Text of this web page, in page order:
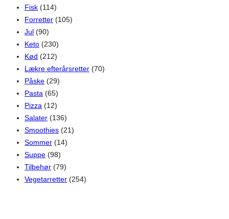
Fisk (114)
Forretter (105)
Jul (90)
Keto (230)
Kød (212)
Lækre efterårsretter (70)
Påske (29)
Pasta (65)
Pizza (12)
Salater (136)
Smoothies (21)
Sommer (14)
Suppe (98)
Tilbehør (79)
Vegetarretter (254)